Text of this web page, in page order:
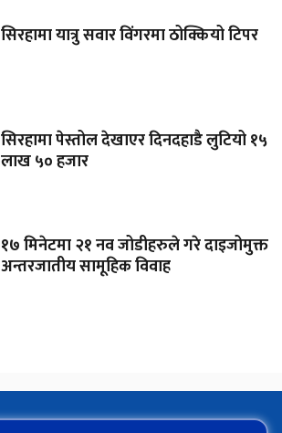
सिरहामा यात्रु सवार विंगरमा ठोक्कियो टिपर
सिरहामा पेस्तोल देखाएर दिनदहाडै लुटियो १५
लाख ५० हजार
१७ मिनेटमा २१ नव जोडीहरुले गरे दाइजोमुक्त
अन्तरजातीय सामूहिक विवाह